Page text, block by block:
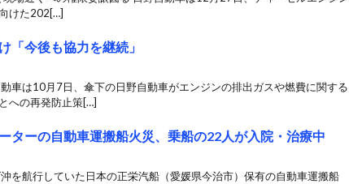
けた202[…]
「今後も協力を継続」
車は10月7日、傘下の日野自動車がエンジンの排出ガスや燃費に関する
への再発防止策[…]
ターの自動車運搬船火災、乗船の22人が入院・治療中
を航行していた日本の正栄汽船（愛媛県今治市）保有の自動車運搬船